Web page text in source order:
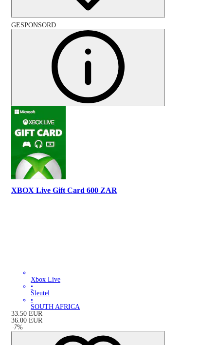
GESPONSORD
XBOX Live Gift Card 600 ZAR
Xbox Live
•
Sleutel
•
SOUTH AFRICA
33.50 EUR
36.00 EUR
-7%